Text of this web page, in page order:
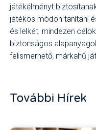
játékélményt
játékos módon tanítani
és lelkét, mindezen
biztonságos
felismerhető, márkahű
További Hírek